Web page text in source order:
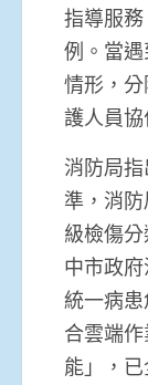
指導服
例。當
情形，
護人員協
消防局
準，消
級檢傷
中市政
統一病
合雲端
能」，